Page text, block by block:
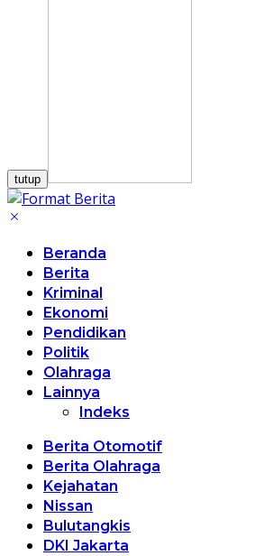
tutup
Beranda
Berita
Kriminal
Ekonomi
Pendidikan
Politik
Olahraga
Lainnya
Indeks
Berita Otomotif
Berita Olahraga
Kejahatan
Nissan
Bulutangkis
DKI Jakarta